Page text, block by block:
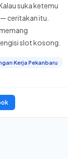
suka ketemu
ceritakan itu.
slot kosong.
Kerja Pekanbaru